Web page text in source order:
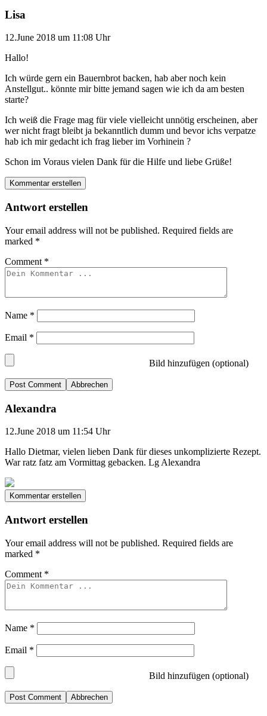
Lisa
12.June 2018 um 11:08 Uhr
Hallo!
Ich würde gern ein Bauernbrot backen, hab aber noch kein
Anstellgut.. könnte mir bitte jemand sagen wie ich da am besten
starte?
Ich weiß die Frage mag für viele vielleicht unnötig erscheinen, aber
wer nicht fragt bleibt ja bekanntlich dumm und bevor ichs verpatze
hab ich mir gedacht ich frag lieber im Vorhinein ?
Schon im Voraus vielen Dank für die Hilfe und liebe Grüße!
Kommentar erstellen
Antwort erstellen
Your email address will not be published. Required fields are
marked *
Comment *
Name *
Email *
Bild hinzufügen (optional)
Abbrechen
Alexandra
12.June 2018 um 11:54 Uhr
Hallo Dietmar, vielen lieben Dank für dieses unkomplizierte Rezept.
War ratz fatz am Vormittag gebacken. Lg Alexandra
Kommentar erstellen
Antwort erstellen
Your email address will not be published. Required fields are
marked *
Comment *
Name *
Email *
Bild hinzufügen (optional)
Abbrechen